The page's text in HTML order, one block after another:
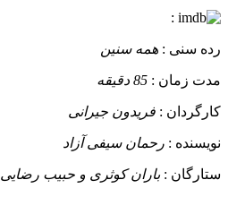
:
رده سنی : همه سنین
مدت زمان : 85 دقیقه
کارگردان : فریدون جیرانی
نویسنده : رحمان سیفی آزاد
ستارگان :باران کوثری و حبیب رضایی